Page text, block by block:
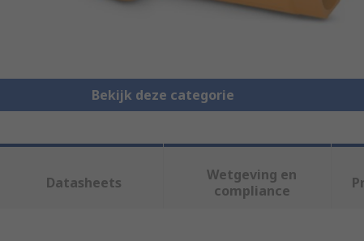
Bekijk deze categorie
Datasheets
Wetgeving en
compliance